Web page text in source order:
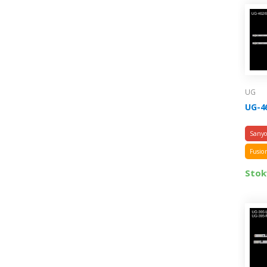
UG
UG-